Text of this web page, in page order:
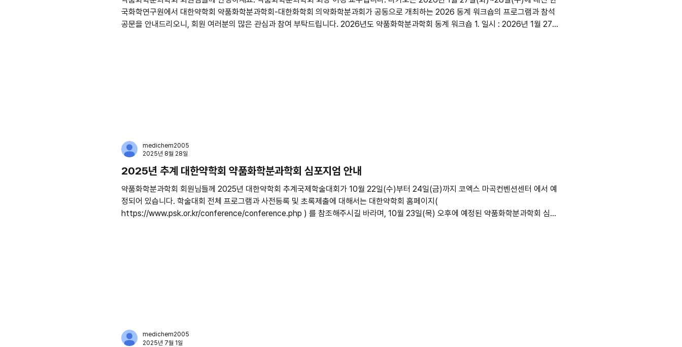
국화학연구원에서 대한약학회 약품화학분과학회-대한화학회 의약화학분과회가 공동으로 개최하는 2026 동계 워크숍의 프로그램과 참석
공문을 안내드리오니, 회원 여러분의 많은 관심과 참여 부탁드립니다. 2026년도 약품화학분과학회 동계 워크숍 1. 일시 : 2026년 1월 27일
2025년 추계 대한약학회 약품화학분과학회 심포지엄 안내
약품화학분과학회 회원님들께 2025년 대한약학회 추계국제학술대회가 10월 22일(수)부터 24일(금)까지 코엑스 마곡컨벤션센터 에서 예
정되어 있습니다. 학술대회 전체 프로그램과 사전등록 및 초록제출에 대해서는 대한약학회 홈페이지(
https://www.psk.or.kr/conference/conference.php ) 를 참조해주시길 바라며, 10월 23일(목) 오후에 예정된 약품화학분과학회 심포
medichem2005
2025년 8월 28일
medichem2005
2025년 7월 1일